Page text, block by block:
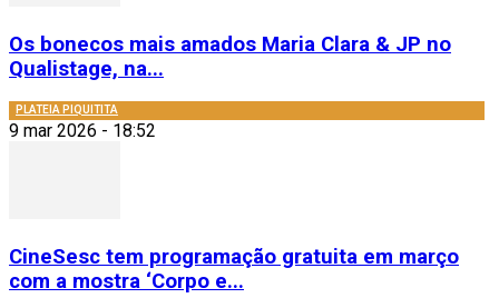
Os bonecos mais amados Maria Clara & JP no
Qualistage, na...
PLATEIA PIQUITITA
9 mar 2026 - 18:52
CineSesc tem programação gratuita em março
com a mostra ‘Corpo e...